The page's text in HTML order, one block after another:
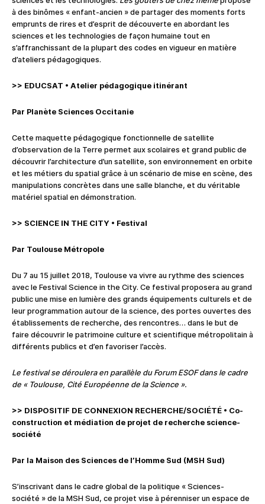
à des binômes « enfant-ancien » de partager des moments forts
emprunts de rires et d’esprit de découverte en abordant les
sciences et les technologies de façon humaine tout en
s’affranchissant de la plupart des codes en vigueur en matière
d’ateliers pédagogiques.
>> EDUCSAT • Atelier pédagogique itinérant
Par Planète Sciences Occitanie
Cette maquette pédagogique fonctionnelle de satellite
d’observation de la Terre permet aux scolaires et grand public de
découvrir l’architecture d’un satellite, son environnement en orbite
et les métiers du spatial grâce à un scénario de mise en scène, des
manipulations concrètes dans une salle blanche, et du véritable
matériel spatial en démonstration.
>> SCIENCE IN THE CITY • Festival
Par Toulouse Métropole
Du 7 au 15 juillet 2018, Toulouse va vivre au rythme des sciences
avec le Festival Science in the City. Ce festival proposera au grand
public une mise en lumière des grands équipements culturels et de
leur programmation autour de la science, des portes ouvertes des
établissements de recherche, des rencontres… dans le but de
faire découvrir le patrimoine culture et scientifique métropolitain à
différents publics et d’en favoriser l’accès.
Le festival se déroulera en parallèle du Forum ESOF dans le cadre
de « Toulouse, Cité Européenne de la Science ».
>> DISPOSITIF DE CONNEXION RECHERCHE/SOCIÉTÉ • Co-
construction et médiation de projet de recherche science-
société
Par la Maison des Sciences de l’Homme Sud (MSH Sud)
S’inscrivant dans le cadre global de la politique « Sciences-
société » de la MSH Sud, ce projet vise à pérenniser un espace de